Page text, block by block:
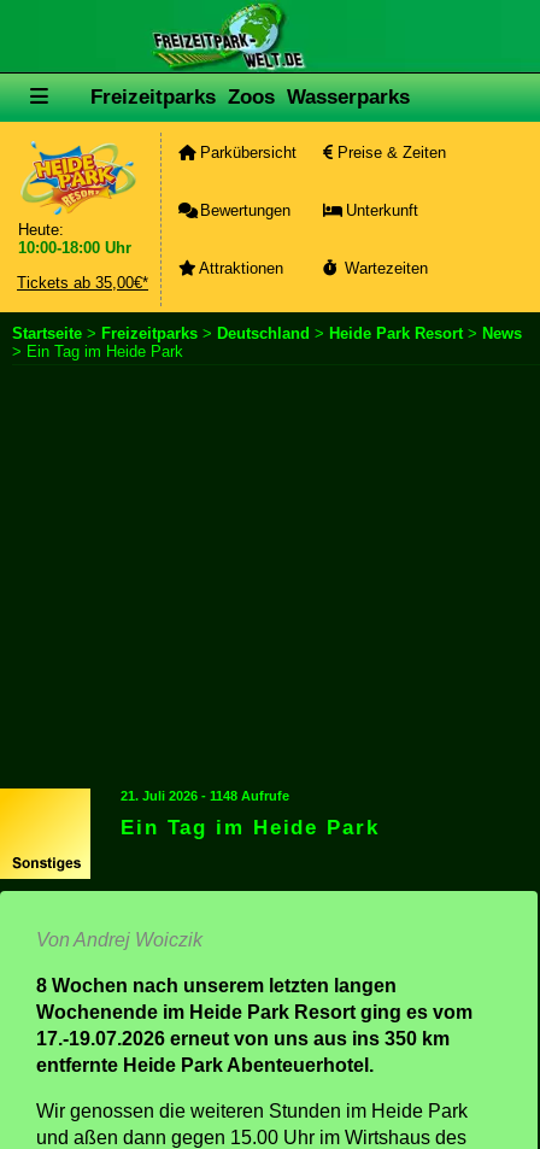
Freizeitparks Zoos Wasserparks
Heute:
10:00-18:00 Uhr
Tickets ab 35,00€*
Parkübersicht Preise & Zeiten
Bewertungen Unterkunft
Attraktionen Wartezeiten
Startseite > Freizeitparks > Deutschland > Heide Park Resort> News
> Ein Tag im Heide Park
21. Juli 2026 - 1148 Aufrufe
Ein Tag im Heide Park
Von Andrej Woiczik
8 Wochen nach unserem letzten langen
Wochenende im Heide Park Resort ging es vom
17.-19.07.2026 erneut von uns aus ins 350 km
entfernte Heide Park Abenteuerhotel.
Wir genossen die weiteren Stunden im Heide Park
und aßen dann gegen 15.00 Uhr im Wirtshaus des